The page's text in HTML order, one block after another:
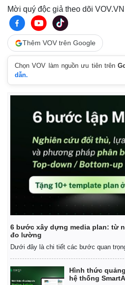
Pháp luật
Vụ án
Tư vấn luật
Mời quý độc giả theo dõi
Thêm VOV trên Google
Chọn VOV làm nguồn ưu tiên trên
dẫn.
6 bước xây dựng media plan: từ
đo lường
Dưới đây là chi tiết các bước quan
Hình thức
hệ thống